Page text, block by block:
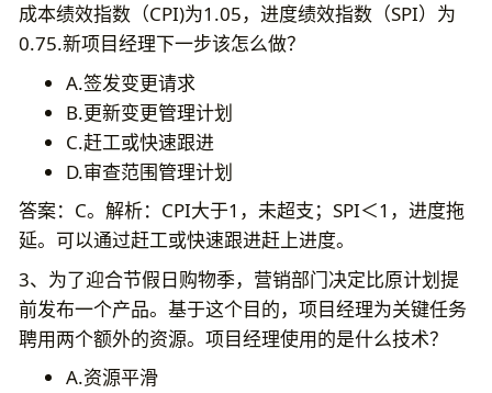
成本绩效指数（CPI)为1.05，进度绩效指数（SPI）为
0.75.新项目经理下一步该怎么做？
A.签发变更请求
B.更新变更管理计划
C.赶工或快速跟进
D.审查范围管理计划
答案：C。解析：CPI大于1，未超支；SPI＜1，进度拖
延。可以通过赶工或快速跟进赶上进度。
3、为了迎合节假日购物季，营销部门决定比原计划提
前发布一个产品。基于这个目的，项目经理为关键任务
聘用两个额外的资源。项目经理使用的是什么技术？
A.资源平滑